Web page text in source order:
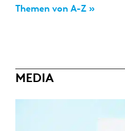
Themen von A-Z »
MEDIA